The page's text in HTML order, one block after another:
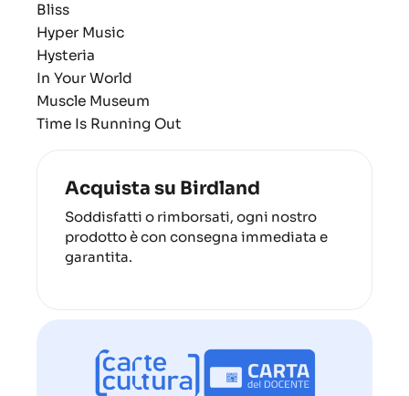
Bliss
Hyper Music
Hysteria
In Your World
Muscle Museum
Time Is Running Out
Acquista su Birdland
Soddisfatti o rimborsati, ogni nostro
prodotto è con consegna immediata e
garantita.